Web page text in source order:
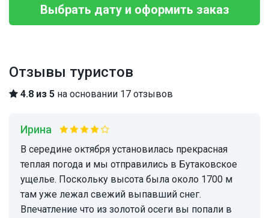
Выбрать дату и оформить заказ
Отзывы туристов
4.8 из 5 на основании 17 отзывов
Ирина
В середине октября установилась прекрасная
теплая погода и мы отправились в Бутаковское
ущелье. Поскольку высота была около 1700 м
там уже лежал свежий выпавший снег.
Впечатление что из золотой осеги вы попали в